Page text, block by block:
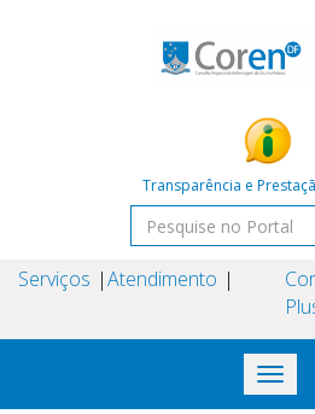
Transparência e
Serviços Atendimento
Toggle